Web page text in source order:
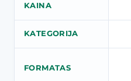
KAINA
KATEGORIJA
FORMATAS